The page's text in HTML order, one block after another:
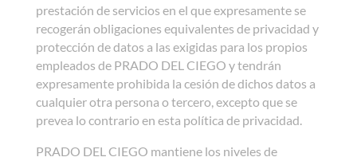
prestación de servicios en el que expresamente se
recogerán obligaciones equivalentes de privacidad y
protección de datos a las exigidas para los propios
empleados de PRADO DEL CIEGO y tendrán
expresamente prohibida la cesión de dichos datos a
cualquier otra persona o tercero, excepto que se
prevea lo contrario en esta política de privacidad.
PRADO DEL CIEGO mantiene los niveles de